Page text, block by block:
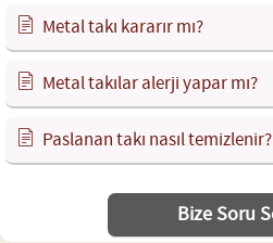
Metal takı kararır mı?
Metal takılar alerji yapar mı?
Paslanan takı nasıl
Bize Soru